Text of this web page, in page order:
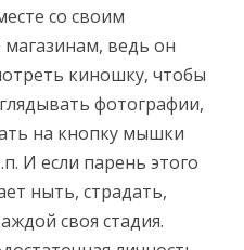
со своим
ведь он
киношку, чтобы
фотографии,
на кнопку мышки
И если парень этого
ныть, страдать,
своя стадия.